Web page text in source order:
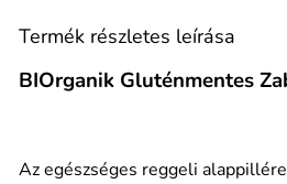
Termék részletes leírása
BIOrganik Gluténmentes
Az egészséges reggeli